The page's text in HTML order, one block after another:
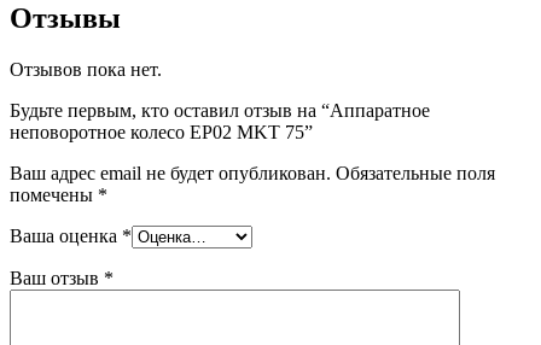
Отзывы
Отзывов пока нет.
Будьте первым, кто оставил отзыв на “Аппаратное
неповоротное колесо EP02 MKT 75”
Ваш адрес email не будет опубликован. Обязательные поля
помечены *
Ваша оценка *
Ваш отзыв *